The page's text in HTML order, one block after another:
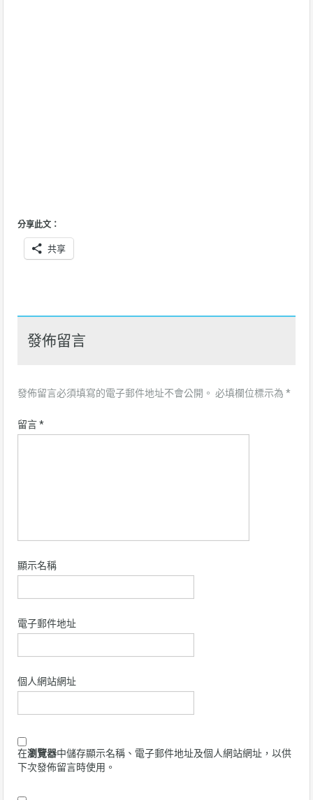
分享此文：
共享
發佈留言
發佈留言必須填寫的電子郵件地址不會公開。 必填欄位標示為 *
留言*
顯示名稱
電子郵件地址
個人網站網址
在瀏覽器中儲存顯示名稱、電子郵件地址及個人網站網址，以供
下次發佈留言時使用。